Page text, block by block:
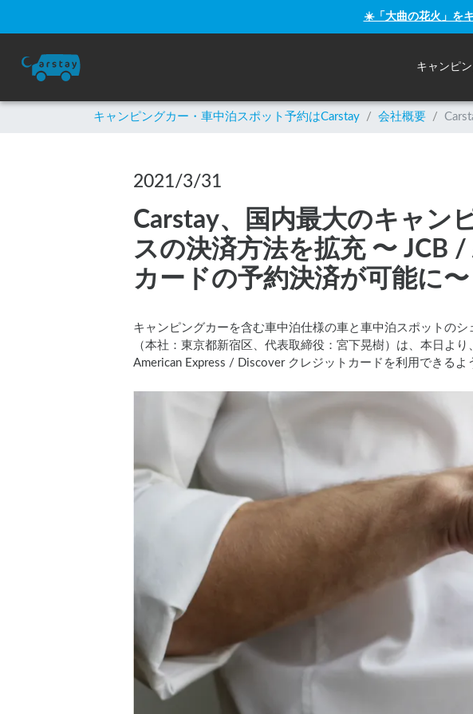
☀️「大曲の花火」を
キャンピ
キャンピングカー・車中泊スポット予約はCarstay / 会社概要 /
2021/3/31
Carstay、国内最大のキャン
スの決済方法を拡充 〜 JCB
カードの予約決済が可能に〜
キャンピングカーを含む車中泊仕様の車と車中泊スポットの
（本社：東京都新宿区、代表取締役：宮下晃樹）は、本日よ
American Express / Discover クレジットカードを利用できる